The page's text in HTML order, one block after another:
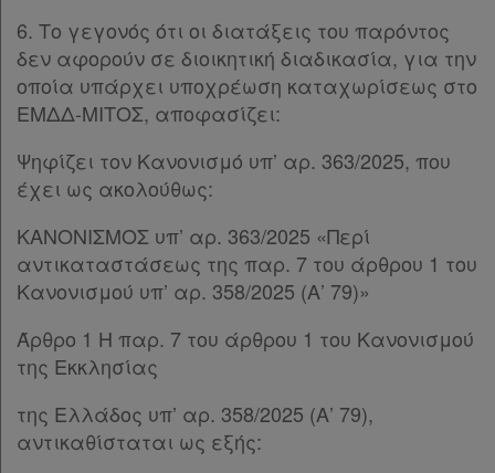
Πληροφορίες
Εταιρεία
Επικοινωνία
Όροι
χρήσης
Πολιτική
απορρήτου
και
cookies
6. Το γεγονός ότι οι διατάξεις του παρόντος
δεν αφορούν σε διοικητική διαδικασία, για την
οποία υπάρχει υποχρέωση καταχωρίσεως στο
ΕΜΔΔ-ΜΙΤΟΣ, αποφασίζει:
Ψηφίζει τον Κανονισμό υπ’ αρ. 363/2025, που
έχει ως ακολούθως:
ΚΑΝΟΝΙΣΜΟΣ υπ’ αρ. 363/2025 «Περί
αντικαταστάσεως της παρ. 7 του άρθρου 1 του
Κανονισμού υπ’ αρ. 358/2025 (Α’ 79)»
Άρθρο 1 Η παρ. 7 του άρθρου 1 του Κανονισμού
της Εκκλησίας
της Ελλάδος υπ’ αρ. 358/2025 (Α’ 79),
αντικαθίσταται ως εξής: